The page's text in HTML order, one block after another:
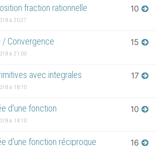
fraction rationnelle
à 20:27
10
/ Convergence
à 21:00
15
avec integrales
à 18:10
17
d'une fonction
à 14:10
10
d'une fonction réciproque 16